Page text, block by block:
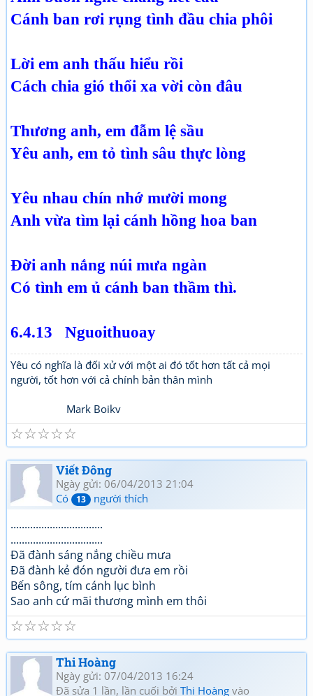
Cánh ban rơi rụng tình đầu chia phôi
Lời em anh thấu hiểu rồi
Cách chia gió thổi xa vời còn đâu
Thương anh, em đẫm lệ sầu
Yêu anh, em tỏ tình sâu thực lòng
Yêu nhau chín nhớ mười mong
Anh vừa tìm lại cánh hồng hoa ban
Đời anh nắng núi mưa ngàn
Có tình em ủ cánh ban thầm thì.
6.4.13 Nguoithuoay
Yêu có nghĩa là đối xử với một ai đó tốt hơn tất cả mọi
người, tốt hơn với cả chính bản thân mình
Mark Boikv
☆
☆
☆
☆
☆
Viết Đông
Ngày gửi: 06/04/2013 21:04
Có
13 người thích
.................................
.................................
Đã đành sáng nắng chiều mưa
Đã đành kẻ đón người đưa em rồi
Bến sông, tím cánh lục bình
Sao anh cứ mãi thương mình em thôi
☆
☆
☆
☆
☆
Thi Hoàng
Ngày gửi: 07/04/2013 16:24
Đã sửa 1 lần, lần cuối bởi Thi Hoàng vào